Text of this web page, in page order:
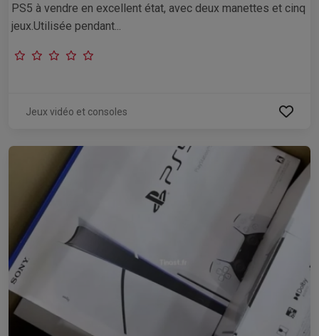
PS5 à vendre en excellent état, avec deux manettes et cinq
jeux.Utilisée pendant...
Jeux vidéo et consoles